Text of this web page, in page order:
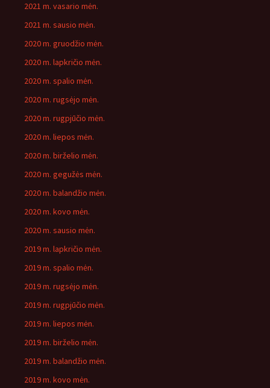
2021 m. vasario mėn.
2021 m. sausio mėn.
2020 m. gruodžio mėn.
2020 m. lapkričio mėn.
2020 m. spalio mėn.
2020 m. rugsėjo mėn.
2020 m. rugpjūčio mėn.
2020 m. liepos mėn.
2020 m. birželio mėn.
2020 m. gegužės mėn.
2020 m. balandžio mėn.
2020 m. kovo mėn.
2020 m. sausio mėn.
2019 m. lapkričio mėn.
2019 m. spalio mėn.
2019 m. rugsėjo mėn.
2019 m. rugpjūčio mėn.
2019 m. liepos mėn.
2019 m. birželio mėn.
2019 m. balandžio mėn.
2019 m. kovo mėn.